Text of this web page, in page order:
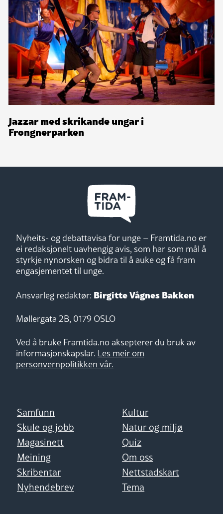
Jazzar med skrikande ungar i
Frongnerparken
Nyheits- og debattavisa for unge – Framtida.no er
ei redaksjonelt uavhengig avis, som har som mål å
styrkje nynorsken og bidra til å auke og få fram
engasjementet til unge.
Ansvarleg redaktør: Birgitte Vågnes Bakken
Møllergata 2B, 0179 OSLO
Ved å bruke Framtida.no aksepterer du bruk av
informasjonskapslar. Les meir om
personvernpolitikken vår.
Samfunn
Kultur
Skule og jobb
Natur og miljø
Magasinett
Quiz
Meining
Om oss
Skribentar
Nettstadskart
Nyhendebrev
Tema